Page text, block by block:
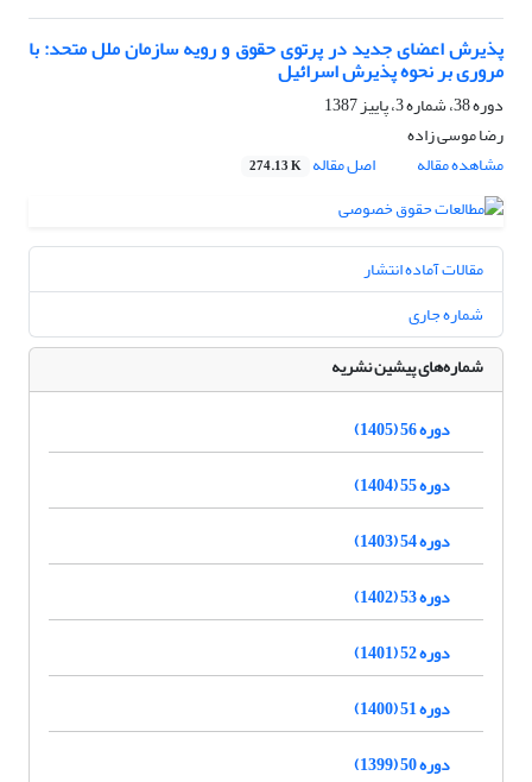
پذیرش اعضای جدید در پرتوی حقوق و رویه سازمان ملل متحد: با
مروری بر نحوه پذیرش اسرائیل
دوره 38، شماره 3، پاییز 1387
رضا موسی زاده
مشاهده مقاله
اصل مقاله 274.13 K
مقالات آماده انتشار
شماره جاری
شماره‌های پیشین نشریه
دوره 56 (1405)
دوره 55 (1404)
دوره 54 (1403)
دوره 53 (1402)
دوره 52 (1401)
دوره 51 (1400)
دوره 50 (1399)